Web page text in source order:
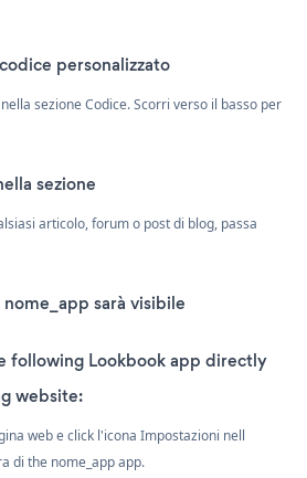
personalizzato
sezione Codice. Scorri verso il basso per
sezione
articolo, forum o post di blog, passa
sarà visibile
following Lookbook app directly
website:
web e click l'icona Impostazioni nell
di the nome_app app.